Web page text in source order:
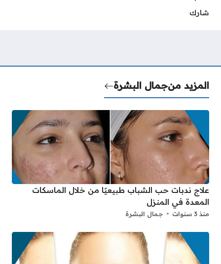
شارك
المزيد منجمال البشرة
علاج ندبات حب الشباب طبيعيًا من خلال الماسكات
المعدة في المنزل
منذ 3 سنوات جمال البشرة